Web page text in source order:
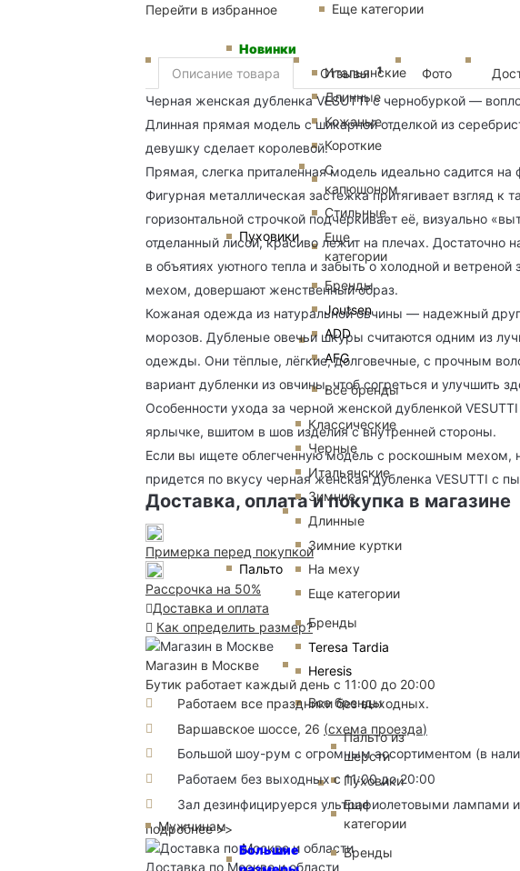
Еще категории
Мужчинам
Новинки
Пуховики
Итальянские
Длинные
Кожаные
Короткие
С
капюшоном
Стильные
Еще
категории
Бренды
Joutsen
ADD
AFG
Все бренды
Пальто
Классические
Черные
Итальянские
Зимние
Длинные
Зимние куртки
На меху
Еще категории
Бренды
Teresa Tardia
Heresis
Все бренды
Большие
Пальто из
шерсти
Пуховики
Еще
категории
Бренды
Перейти в избранное
Описание товара Отзывы 1 Фото
Черная женская дубленка VESUTTI с чернобуркой —
Длинная прямая модель с шикарной отделкой из
девушку сделает королевой.
Прямая, слегка приталенная модель идеально садится
Фигурная металлическая застежка притягивает взгляд к
горизонтальной строчкой подчеркивает её, визуально
отделанный лисой, красиво лежит на плечах. Достаточно
в объятиях уютного тепла и забыть о холодной и
мехом, довершают женственный образ.
Кожаная одежда из натуральной овчины — надежный
морозов. Дубленые овечьи шкуры считаются одним из
одежды. Они тёплые, лёгкие, долговечные, с прочным
вариант дубленки из овчины, чтоб согреться и улучшить
Особенности ухода за черной женской дубленкой
ярлычке, вшитом в шов изделия с внутренней стороны.
Если вы ищете облегченную модель с роскошным мехом,
придется по вкусу черная женская дубленка VESUTTI с
Доставка, оплата и покупка в магазине
Примерка перед покупкой
Рассрочка на 50%
Доставка и оплата
Как определить размер?
Магазин в Москве
Бутик работает каждый день с 11:00 до 20:00
Работаем все праздники без выходных.
Варшавское шоссе, 26 (схема проезда)
Большой шоу-рум с огромным ассортиментом (в
Работаем без выходных с 11:00 до 20:00
Зал дезинфицируерся ультрафиолетовыми лампами
подробнее >>
Доставка по Москве и области